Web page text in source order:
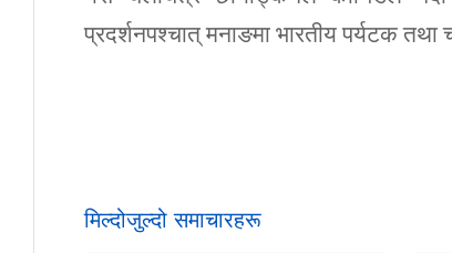
प्रदर्शनपश्चात् मनाङमा भारतीय पर्यटक
मिल्दोजुल्दो समाचारहरू